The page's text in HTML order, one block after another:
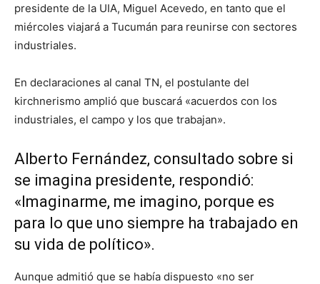
presidente de la UIA, Miguel Acevedo, en tanto que el
miércoles viajará a Tucumán para reunirse con sectores
industriales.
En declaraciones al canal TN, el postulante del
kirchnerismo amplió que buscará «acuerdos con los
industriales, el campo y los que trabajan».
Alberto Fernández, consultado sobre si
se imagina presidente, respondió:
«Imaginarme, me imagino, porque es
para lo que uno siempre ha trabajado en
su vida de político».
Aunque admitió que se había dispuesto «no ser